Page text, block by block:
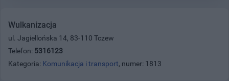
Wulkanizacja
ul. Jagiellońska 14, 83-110 Tczew
Telefon: 5316123
Kategoria: Komunikacja i transport, numer: 1813